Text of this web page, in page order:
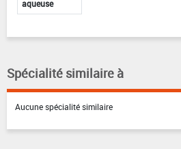
aqueuse
Spécialité similaire à
Aucune spécialité similaire